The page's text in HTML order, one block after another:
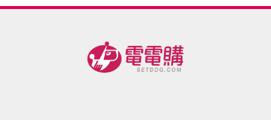
(42-47
泡菜牛
入/2盒/
包組(42-
餃-吻仔
超值5套
組(24
入/2盒/
豬肉超
肉/玉米